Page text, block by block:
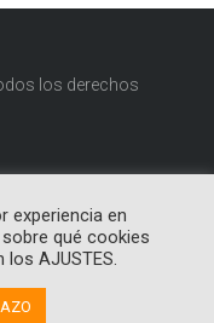
los derechos
|Política de Privacidad
experiencia en
qué cookies
AJUSTES.